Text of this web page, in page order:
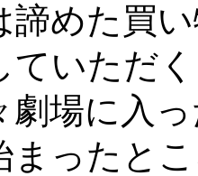
諦めた買
ていただ
場に入
まったと